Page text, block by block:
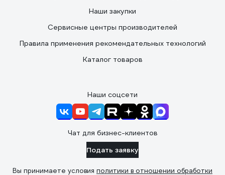
Наши закупки
Сервисные центры производителей
Правила применения рекомендательных технологий
Каталог товаров
Наши соцсети
Чат для бизнес-клиентов
Подать заявку
Вы принимаете условия политики в отношении обработки